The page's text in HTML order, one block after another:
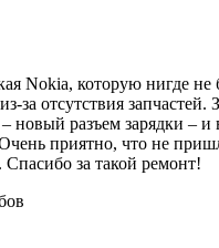
Nokia, которую нигде не
за отсутствия
новый разъем зарядки – и
приятно, что не
за такой ремонт!